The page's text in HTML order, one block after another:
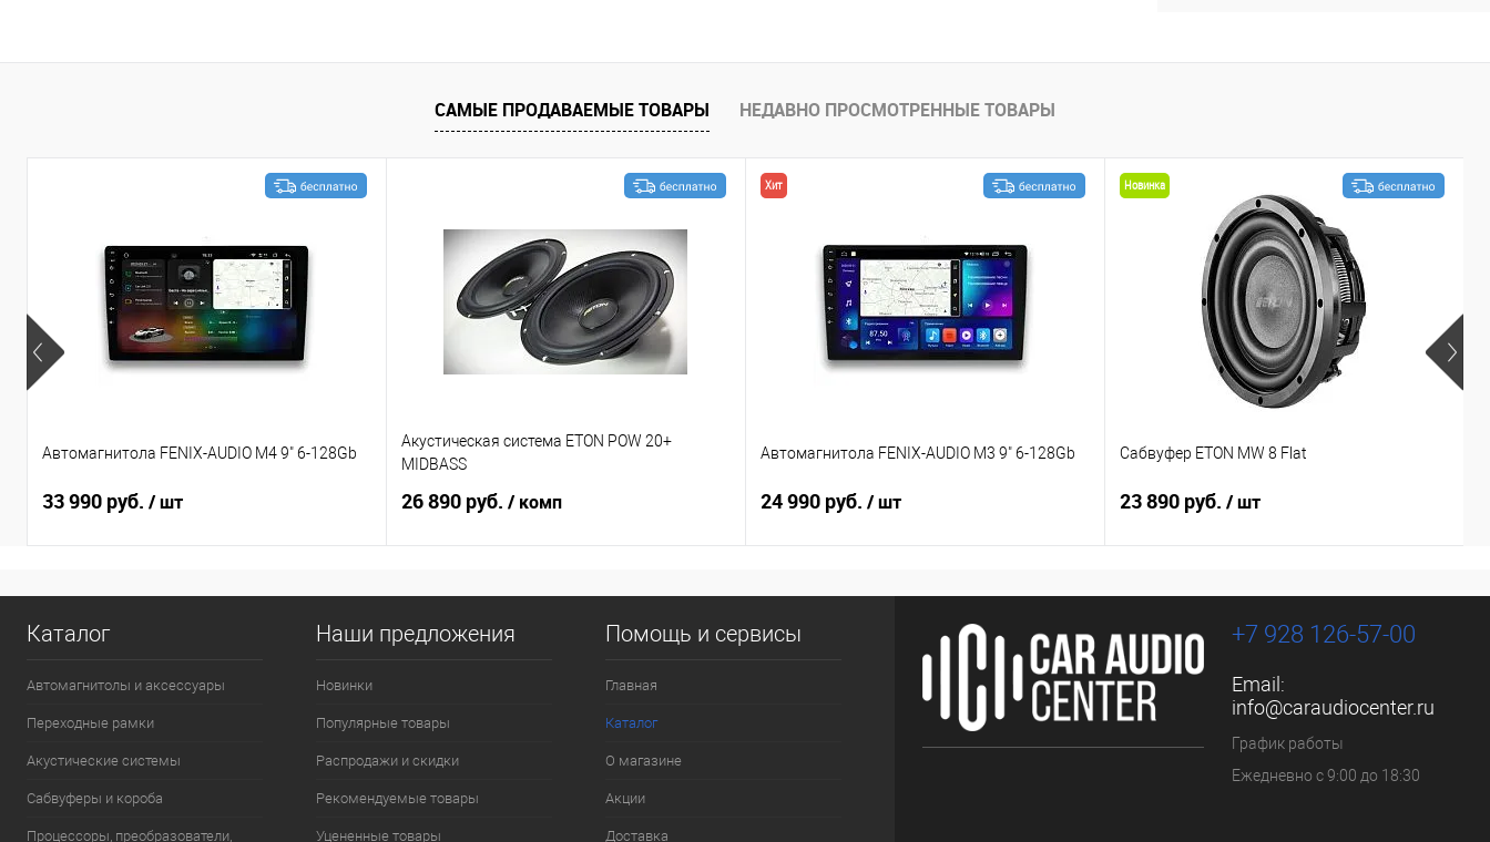
Сравнение В избранное Сравнение В избранное
САМЫЕ ПРОДАВАЕМЫЕ ТОВАРЫ НЕДАВНО ПРОСМОТРЕННЫЕ ТОВАРЫ
Автомагнитола FENIX-AUDIO M4 9" 6-128Gb
33 990 руб. / шт
Акустическая система ETON POW 20+
MIDBASS
26 890 руб. / комп
Хит
Автомагнитола FENIX-AUDIO M3 9" 6-128Gb
24 990 руб. / шт
Новинка
Сабвуфер ETON MW 8 Flat
23 890 руб. / шт
Каталог
Автомагнитолы и аксессуары
Переходные рамки
Акустические системы
Сабвуферы и короба
Процессоры, преобразователи,
Наши предложения
Новинки
Популярные товары
Распродажи и скидки
Рекомендуемые товары
Уцененные товары
Помощь и сервисы
Главная
Каталог
О магазине
Акции
Доставка
+7 928 126-57-00
Email:
info@caraudiocenter.ru
График работы
Ежедневно с 9:00 до 18:30